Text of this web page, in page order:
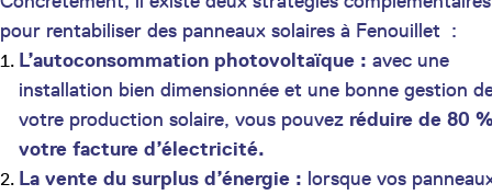
pour rentabiliser des panneaux solaires à Fenouillet :
L’autoconsommation photovoltaïque : avec une
installation bien dimensionnée et une bonne gestion
votre production solaire, vous pouvez réduire de 80
votre facture d’électricité.
La vente du surplus d’énergie : lorsque vos